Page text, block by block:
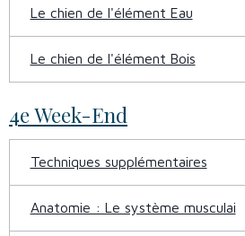
Le chien de l'élément Eau
Le chien de l'élément Bois
4e Week-End
Techniques supplémentaires
Anatomie : Le système musculai